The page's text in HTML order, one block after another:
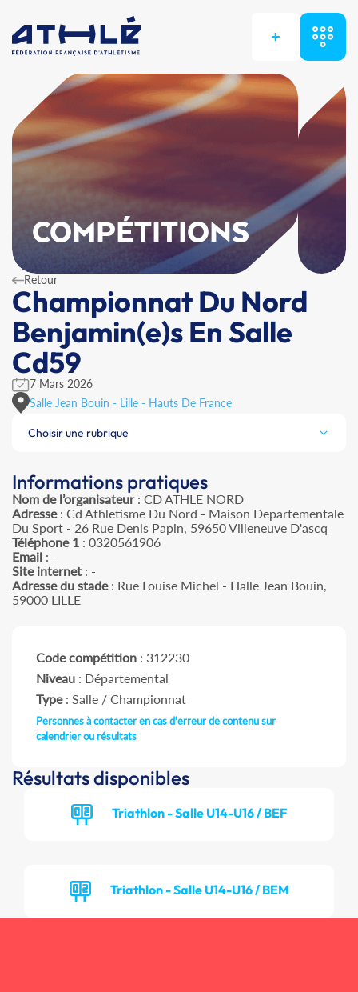
+
COMPÉTITIONS
Retour
Championnat Du Nord
Benjamin(e)s En Salle
Cd59
7 Mars 2026
Salle Jean Bouin - Lille - Hauts De France
Choisir une rubrique
Informations pratiques
Nom de l’organisateur: CD ATHLE NORD
Adresse: Cd Athletisme Du Nord - Maison Departementale
Du Sport - 26 Rue Denis Papin, 59650 Villeneuve D'ascq
Téléphone 1 : 0320561906
Email : -
Site internet : -
Adresse du stade: Rue Louise Michel - Halle Jean Bouin,
59000 LILLE
Code compétition : 312230
Niveau : Départemental
Type: Salle / Championnat
Personnes à contacter en cas d'erreur de contenu sur
calendrier ou résultats
Résultats disponibles
Triathlon - Salle U14-U16 / BEF
Triathlon - Salle U14-U16 / BEM